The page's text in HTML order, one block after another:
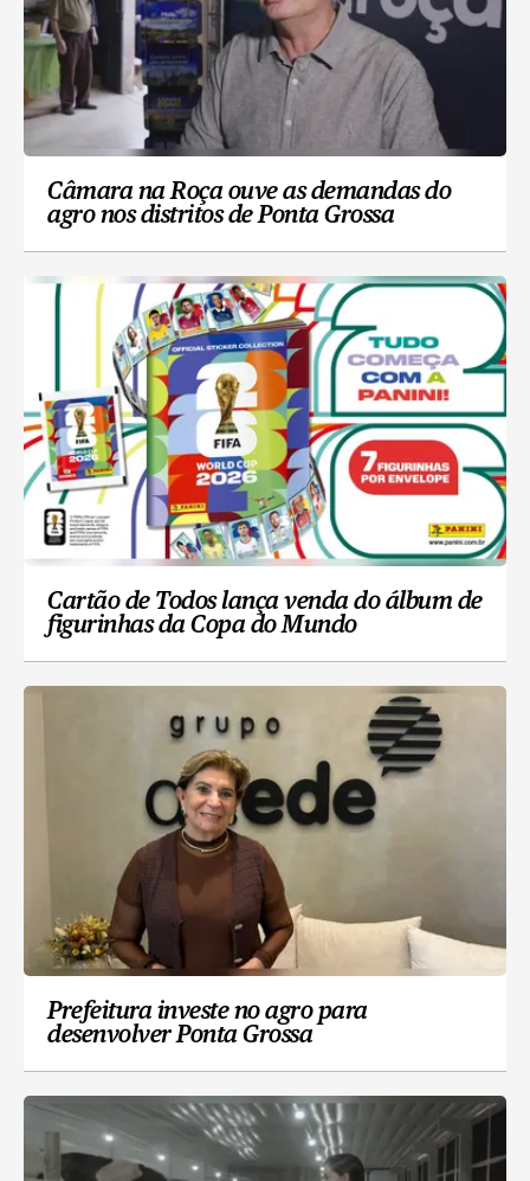
Câmara na Roça ouve as demandas do
agro nos distritos de Ponta Grossa
Cartão de Todos lança venda do álbum de
figurinhas da Copa do Mundo
Prefeitura investe no agro para
desenvolver Ponta Grossa